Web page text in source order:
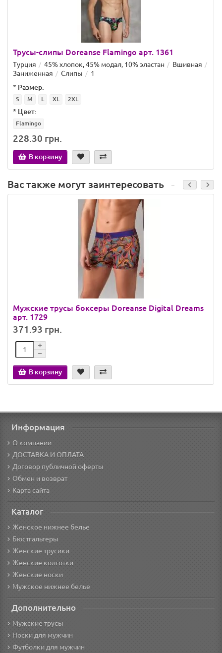
Трусы-слипы Doreanse Flamingo арт. 1361
Турция 45% хлопок, 45% модал, 10% эластан
Вшивная
Заниженная
Слипы
1
* Размер:
S M L XL 2XL
* Цвет:
Flamingo
228.30 грн.
В корзину
Вас также могут заинтересовать
Мужские трусы боксеры Doreanse Digital Dreams
арт. 1729
371.93 грн.
В корзину
Информация
О компании
ДОСТАВКА И ОПЛАТА
Договор публичной оферты
Обмен и возврат
Карта сайта
Каталог
Женское нижнее белье
Бюстгальтеры
Женские трусики
Женские колготки
Женские носки
Мужское нижнее белье
Дополнительно
Мужские трусы
Носки для мужчин
Футболки для мужчин